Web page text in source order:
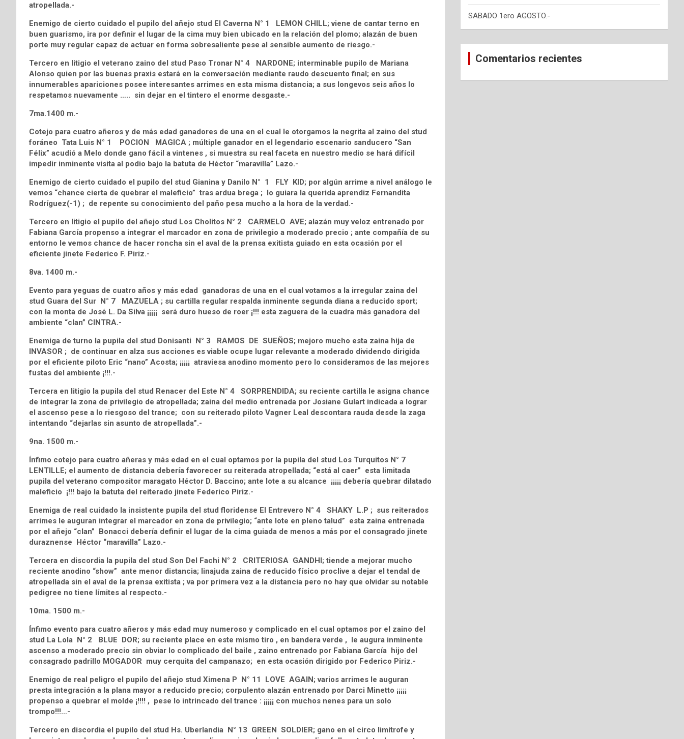
atropellada.-
Enemigo de cierto cuidado el pupilo del añejo stud El Caverna N° 1 LEMON CHILL; viene de cantar terno en
buen guarismo, ira por definir el lugar de la cima muy bien ubicado en la relación del plomo; alazán de buen
porte muy regular capaz de actuar en forma sobresaliente pese al sensible aumento de riesgo.-
Tercero en litigio el veterano zaino del stud Paso Tronar N° 4 NARDONE; interminable pupilo de Mariana
Alonso quien por las buenas praxis estará en la conversación mediante raudo descuento final; en sus
innumerables apariciones posee interesantes arrimes en esta misma distancia; a sus longevos seis años lo
respetamos nuevamente ….. sin dejar en el tintero el enorme desgaste.-
7ma.1400 m.-
Cotejo para cuatro añeros y de más edad ganadores de una en el cual le otorgamos la negrita al zaino del stud
foráneo Tata Luis N° 1 POCION MAGICA ; múltiple ganador en el legendario escenario sanducero “San
Félix” acudió a Melo donde gano fácil a vintenes , si muestra su real faceta en nuestro medio se hará difícil
impedir inminente visita al podio bajo la batuta de Héctor “maravilla” Lazo.-
Enemigo de cierto cuidado el pupilo del stud Gianina y Danilo N° 1 FLY KID; por algún arrime a nivel análogo le
vemos “chance cierta de quebrar el maleficio” tras ardua brega ; lo guiara la querida aprendiz Fernandita
Rodríguez(-1) ; de repente su conocimiento del paño pesa mucho a la hora de la verdad.-
Tercero en litigio el pupilo del añejo stud Los Cholitos N° 2 CARMELO AVE; alazán muy veloz entrenado por
Fabiana García propenso a integrar el marcador en zona de privilegio a moderado precio ; ante compañía de su
entorno le vemos chance de hacer roncha sin el aval de la prensa exitista guiado en esta ocasión por el
eficiente jinete Federico F. Piriz.-
8va. 1400 m.-
Evento para yeguas de cuatro años y más edad ganadoras de una en el cual votamos a la irregular zaina del
stud Guara del Sur N° 7 MAZUELA ; su cartilla regular respalda inminente segunda diana a reducido sport;
con la monta de José L. Da Silva ¡¡¡¡¡ será duro hueso de roer ¡!!! esta zaguera de la cuadra más ganadora del
ambiente “clan” CINTRA.-
Enemiga de turno la pupila del stud Donisanti N° 3 RAMOS DE SUEÑOS; mejoro mucho esta zaina hija de
INVASOR ; de continuar en alza sus acciones es viable ocupe lugar relevante a moderado dividendo dirigida
por el eficiente piloto Eric “nano” Acosta; ¡¡¡¡¡ atraviesa anodino momento pero lo consideramos de las mejores
fustas del ambiente ¡!!!.-
Tercera en litigio la pupila del stud Renacer del Este N° 4 SORPRENDIDA; su reciente cartilla le asigna chance
de integrar la zona de privilegio de atropellada; zaina del medio entrenada por Josiane Gulart indicada a lograr
el ascenso pese a lo riesgoso del trance; con su reiterado piloto Vagner Leal descontara rauda desde la zaga
intentando “dejarlas sin asunto de atropellada”.-
9na. 1500 m.-
Ínfimo cotejo para cuatro añeras y más edad en el cual optamos por la pupila del stud Los Turquitos N° 7
LENTILLE; el aumento de distancia debería favorecer su reiterada atropellada; “está al caer” esta limitada
pupila del veterano compositor maragato Héctor D. Baccino; ante lote a su alcance ¡¡¡¡¡ debería quebrar dilatado
maleficio ¡!!! bajo la batuta del reiterado jinete Federico Piriz.-
Enemiga de real cuidado la insistente pupila del stud floridense El Entrevero N° 4 SHAKY L.P ; sus reiterados
arrimes le auguran integrar el marcador en zona de privilegio; “ante lote en pleno talud” esta zaina entrenada
por el añejo “clan” Bonacci debería definir el lugar de la cima guiada de menos a más por el consagrado jinete
duraznense Héctor “maravilla” Lazo.-
Tercera en discordia la pupila del stud Son Del Fachi N° 2 CRITERIOSA GANDHI; tiende a mejorar mucho
reciente anodino “show” ante menor distancia; linajuda zaina de reducido físico proclive a dejar el tendal de
atropellada sin el aval de la prensa exitista ; va por primera vez a la distancia pero no hay que olvidar su notable
pedigree no tiene límites al respecto.-
10ma. 1500 m.-
Ínfimo evento para cuatro añeros y más edad muy numeroso y complicado en el cual optamos por el zaino del
stud La Lola N° 2 BLUE DOR; su reciente place en este mismo tiro , en bandera verde , le augura inminente
ascenso a moderado precio sin obviar lo complicado del baile , zaino entrenado por Fabiana García hijo del
consagrado padrillo MOGADOR muy cerquita del campanazo; en esta ocasión dirigido por Federico Piriz.-
Enemigo de real peligro el pupilo del añejo stud Ximena P N° 11 LOVE AGAIN; varios arrimes le auguran
presta integración a la plana mayor a reducido precio; corpulento alazán entrenado por Darci Minetto ¡¡¡¡¡
propenso a quebrar el molde ¡!!!! , pese lo intrincado del trance : ¡¡¡¡¡ con muchos nenes para un solo
trompo!!!…-
Tercero en discordia el pupilo del stud Hs. Uberlandia N° 13 GREEN SOLDIER; gano en el circo limítrofe y
SABADO 1ero AGOSTO.-
Comentarios recientes